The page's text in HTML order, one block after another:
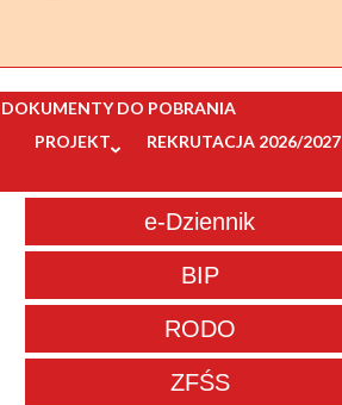
DOKUMENTY DO POBRANIA
PROJEKT
REKRUTACJA 2026/2027
e-Dziennik
BIP
RODO
ZFŚS